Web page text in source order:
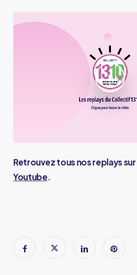
Play Video
Play Video
Retrouvez tous nos replays sur
Youtube.